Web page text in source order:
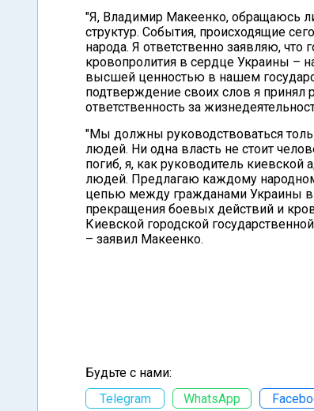
"Я, Владимир Макеенко, обращаюсь
структур. События, происходящие
народа. Я ответственно заявляю,
кровопролития в сердце Украины –
высшей ценностью в нашем
подтверждение своих слов я
ответственность за
"Мы должны руководствоваться
людей. Ни одна власть не стоит
погиб, я, как руководитель
людей. Предлагаю каждому
цепью между гражданами Украины
прекращения боевых действий и
Киевской городской
– заявил Макеенко.
Будьте с нами:
Telegram
WhatsApp